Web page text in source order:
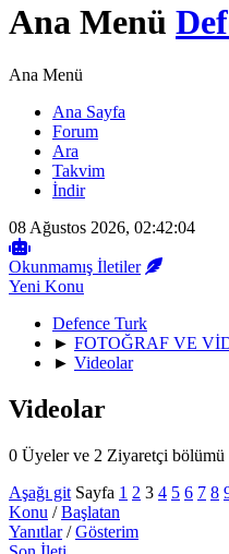
Ana Menü
Ana Menü
Ana Sayfa
Forum
Ara
Takvim
İndir
08 Ağustos 2026, 02:42:04
Okunmamış İletiler
Yeni Konu
Defence Turk
► FOTOĞRAF VE
► Videolar
Videolar
0 Üyeler ve 2 Ziyaretçi bölümü
Aşağı git Sayfa 1 2 3 4 5 6 7 8
Konu /Başlatan
Yanıtlar/Gösterim